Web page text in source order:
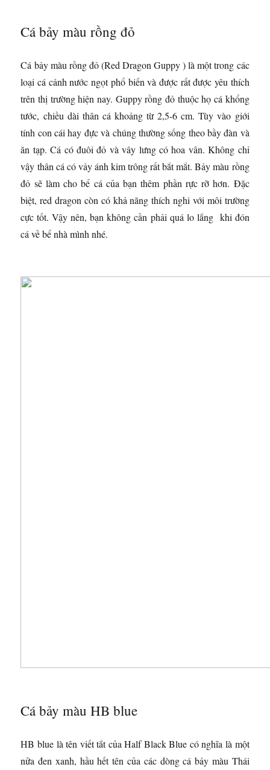
Cá bảy màu rồng đỏ
Cá bảy màu rồng đỏ (Red Dragon Guppy ) là một trong các
loại cá cảnh nước ngọt phổ biến và được rất được yêu thích
trên thị trường hiện nay. Guppy rồng đỏ thuộc họ cá khổng
tước, chiều dài thân cá khoảng từ 2,5-6 cm. Tùy vào giới
tính con cái hay đực và chúng thường sống theo bầy đàn và
ăn tạp. Cá có đuôi đỏ và vây lưng có hoa vân. Không chỉ
vậy thân cá có vảy ánh kim trông rất bắt mắt. Bảy màu rồng
đỏ sẽ làm cho bể cá của bạn thêm phần rực rỡ hơn. Đặc
biệt, red dragon còn có khả năng thích nghi với môi trường
cực tốt. Vậy nên, bạn không cần phải quá lo lắng khi đón
cá về bể nhà mình nhé.
Cá bảy màu HB blue
HB blue là tên viết tắt của Half Black Blue có nghĩa là một
nửa đen xanh, hầu hết tên của các dòng cá bảy màu Thái